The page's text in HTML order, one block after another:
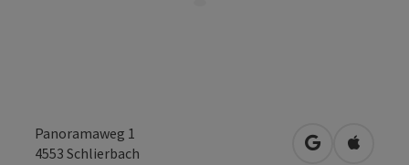
Panoramaweg 1
4553 Schlierbach Otevřít vOtevřít